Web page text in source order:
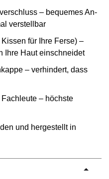
– bequemes An-
verstellbar
für Ihre Ferse) –
Ihre Haut einschneidet
– verhindert, dass
– höchste
und hergestellt in